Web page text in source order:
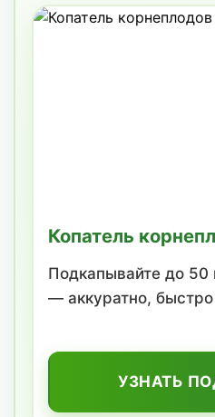
Копатель
Подкапывайте до 50
— аккуратно, быстро
УЗНАТЬ